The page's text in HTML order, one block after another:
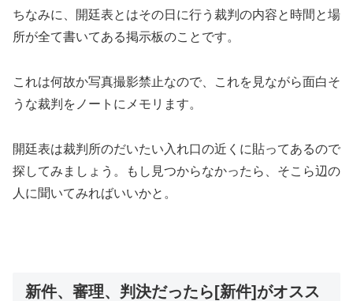
ちなみに、開廷表とはその日に行う裁判の内容と時間と場
所が全て書いてある掲示板のことです。
これは何故か写真撮影禁止なので、これを見ながら面白そ
うな裁判をノートにメモリます。
開廷表は裁判所のだいたい入れ口の近くに貼ってあるので
探してみましょう。もし見つからなかったら、そこら辺の
人に聞いてみればいいかと。
新件、審理、判決だったら[新件]がオスス